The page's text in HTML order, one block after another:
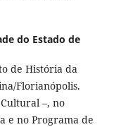
do Estado de
de História da
Florianópolis.
–, no
e no Programa de